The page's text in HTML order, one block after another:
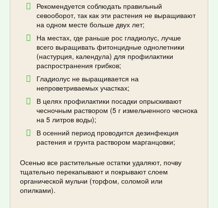
Рекомендуется соблюдать правильный
севооборот, так как эти растения не выращивают
на одном месте больше двух лет;
На местах, где раньше рос гладиолус, лучше
всего выращивать фитонцидные однолетники
(настурция, календула) для профилактики
распространения грибков;
Гладиолус не выращивается на
непроветриваемых участках;
В целях профилактики посадки опрыскивают
чесночным раствором (5 г измельченного чеснока
на 5 литров воды);
В осенний период проводится дезинфекция
растения и грунта раствором марганцовки;
Осенью все растительные остатки удаляют, почву
тщательно перекапывают и покрывают слоем
органической мульчи (торфом, соломой или
опилками).